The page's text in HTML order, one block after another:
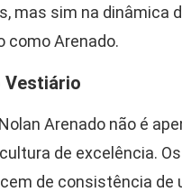
mas sim na dinâmica
como Arenado.
Vestiário
Arenado não é
de excelência.
de consistência